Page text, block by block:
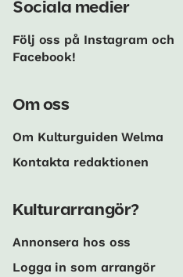
Sociala medier
Följ oss på Instagram och
Facebook!
Om oss
Om Kulturguiden Welma
Kontakta redaktionen
Kulturarrangör?
Annonsera hos oss
Logga in som arrangör